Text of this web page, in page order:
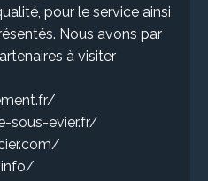
pour le service ainsi
Nous avons par
à visiter
sous-evier.fr/